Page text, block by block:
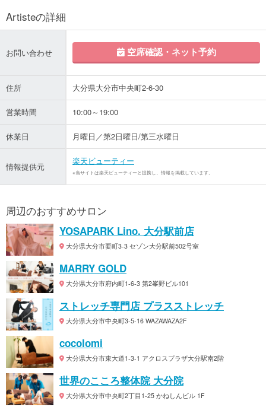
Artisteの詳細
お問い合わせ 空席確認・ネット予約
住所 大分県大分市中央町2-6-30
営業時間 10:00～19:00
休業日 月曜日／第2日曜日/第三水曜日
情報提供元
楽天ビューティー
※当サイトは楽天ビューティーと提携し、情報を掲載しています。
周辺のおすすめサロン
YOSAPARK Lino. 大分駅前店
大分県大分市要町3-3 セゾン大分駅前502号室
MARRY GOLD
大分県大分市府内町1-6-3 第2峯野ビル101
ストレッチ専門店 プラスストレッチ
大分県大分市中央町3-5-16 WAZAWAZA2F
cocolomi
大分県大分市東大道1-3-1 アクロスプラザ大分駅南2階
世界のこころ整体院 大分院
大分県大分市中央町2丁目1-25 かねしんビル 1F